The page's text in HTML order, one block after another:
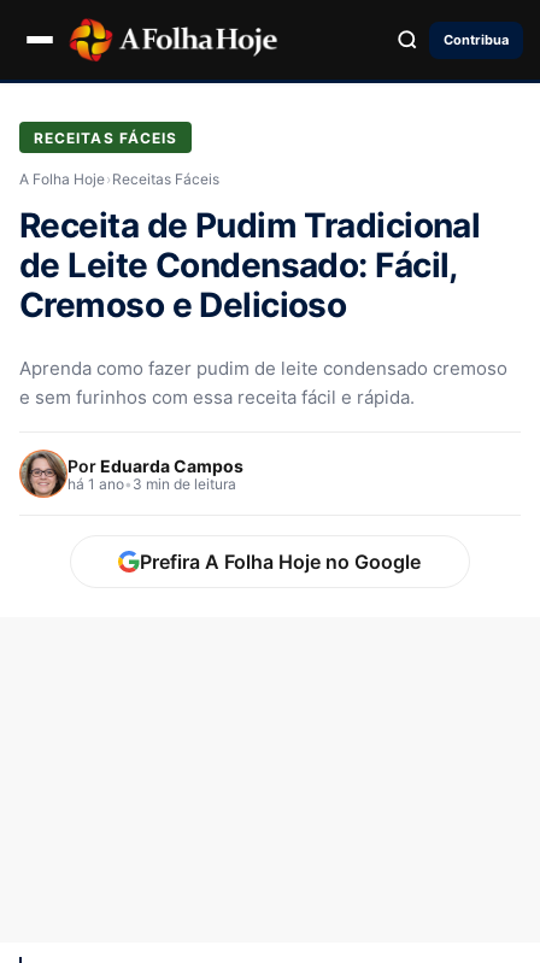
Contribua
RECEITAS FÁCEIS
A Folha Hoje› Receitas Fáceis
Receita de Pudim Tradicional
de Leite Condensado: Fácil,
Cremoso e Delicioso
Aprenda como fazer pudim de leite condensado cremoso
e sem furinhos com essa receita fácil e rápida.
PorEduarda Campos
há 1 ano• 3 min de leitura
Prefira A Folha Hoje no Google